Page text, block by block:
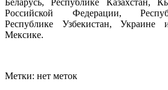
Российской Федерации,
Республике Узбекистан,
Мексике.
Метки: нет меток